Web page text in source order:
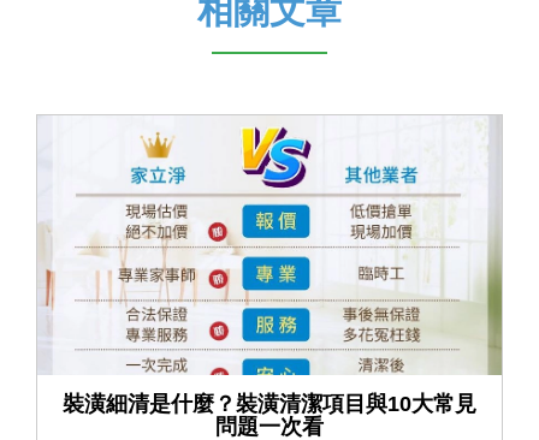
相關文章
裝潢細清是什麼？裝潢清潔項目與10大常見
問題一次看